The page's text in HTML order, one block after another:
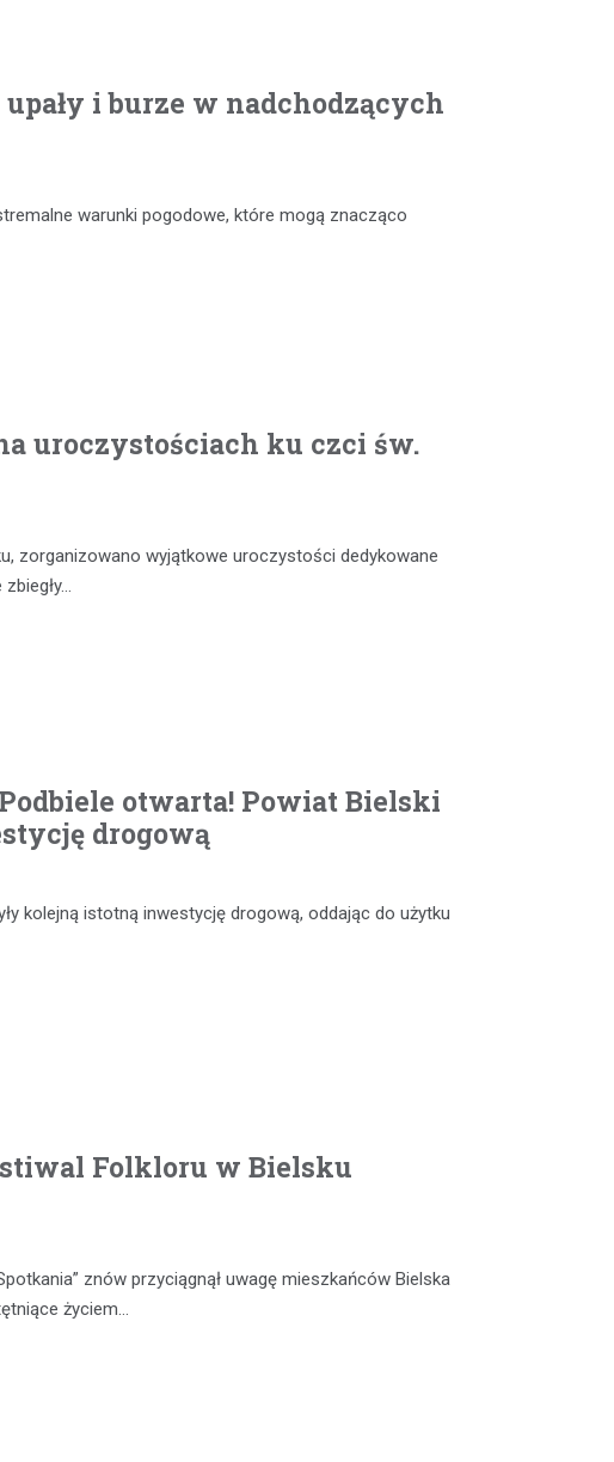
i burze w nadchodzących
warunki pogodowe, które mogą znacząco
uroczystościach ku czci św.
zorganizowano wyjątkowe uroczystości dedykowane
otwarta! Powiat Bielski
drogową
kolejną istotną inwestycję drogową, oddając do użytku
Folkloru w Bielsku
znów przyciągnął uwagę mieszkańców Bielska
życiem…